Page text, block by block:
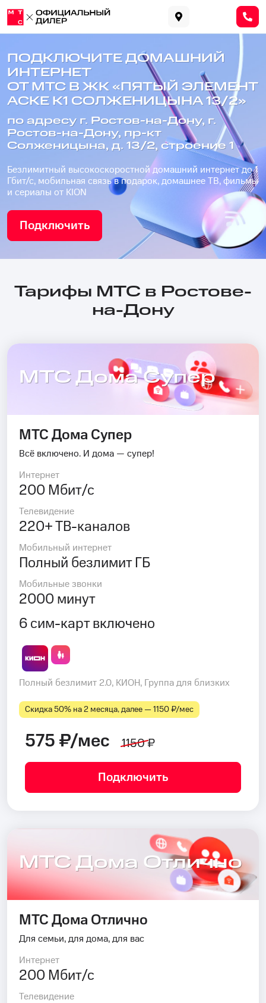
ПОДКЛЮЧИТЕ ДОМАШНИЙ
ИНТЕРНЕТ
ОТ МТС В ЖК «ПЯТЫЙ ЭЛЕМЕНТ
АСКЕ К1 СОЛЖЕНИЦЫНА 13/2»
по адресу г. Ростов-на-Дону, г.
Ростов-на-Дону, пр-кт
Солженицына, д. 13/2, строение 1
Безлимитный высокоскоростной домашний интернет до 1
Гбит/с, мобильная связь в подарок, домашнее ТВ, фильмы
и сериалы от KION
Подключить
Тарифы МТС в Ростове-
на-Дону
МТС Дома Супер
МТС Дома Супер
Всё включено. И дома — супер!
Интернет
200 Мбит/с
Телевидение
220+ ТВ-каналов
Мобильный интернет
Полный безлимит ГБ
Мобильные звонки
2000 минут
6 сим-карт включено
Полный безлимит 2.0, КИОН, Группа для близких
Скидка 50% на 2 месяца, далее — 1150 ₽⁠/⁠мес
575 ₽/мес 1150 ₽
Подключить
МТС Дома Отлично
МТС Дома Отлично
Для семьи, для дома, для вас
Интернет
200 Мбит/с
Телевидение